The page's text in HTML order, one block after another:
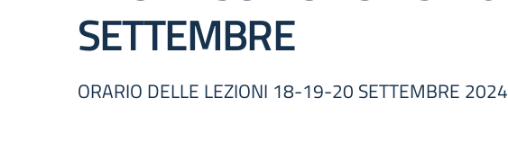
SETTEMBRE
ORARIO DELLE LEZIONI 18-19-20 SETTEMBRE 2024